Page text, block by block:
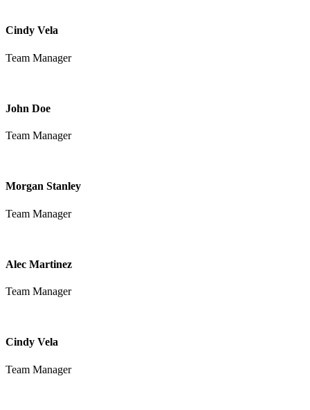
Cindy Vela
Team Manager
John Doe
Team Manager
Morgan Stanley
Team Manager
Alec Martinez
Team Manager
Cindy Vela
Team Manager